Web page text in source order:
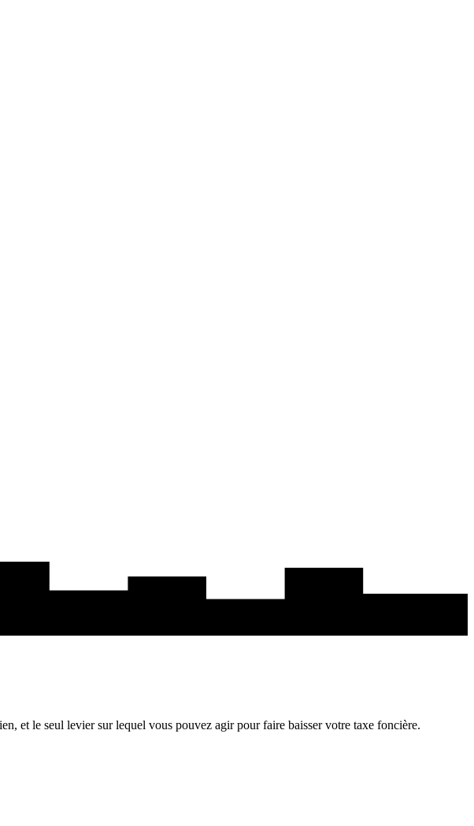
et le seul levier sur lequel vous pouvez agir pour faire baisser votre taxe foncière.